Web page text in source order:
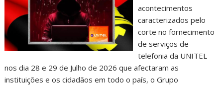
acontecimentos
caracterizados pelo
corte no fornecimento
de serviços de
telefonia da UNITEL
nos dia 28 e 29 de Julho de 2026 que afectaram as
instituições e os cidadãos em todo o país, o Grupo